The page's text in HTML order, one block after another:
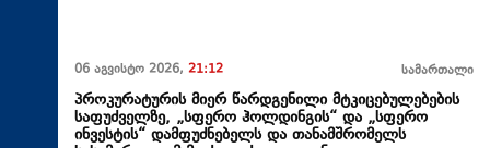
06 აგვისტო 2026, 21:12 სამართალი
პროკურატურის მიერ წარდგენილი მტკიცებულებების
საფუძველზე, „სფერო ჰოლდინგის“ და „სფერო
ინვესტის“ დამფუძნებელს და თანამშრომელს